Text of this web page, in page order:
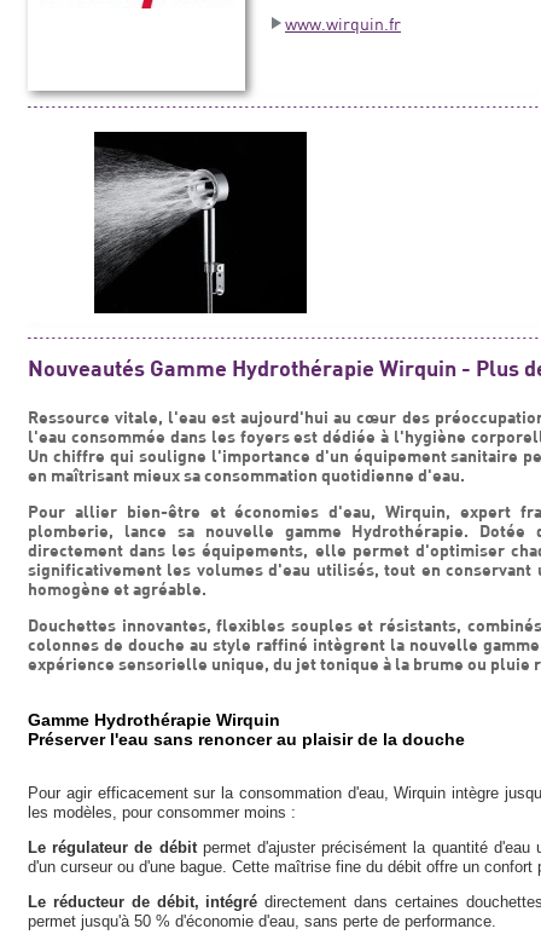
www.wirquin.fr
Nouveautés Gamme Hydrothérapie Wirquin - Plus
Ressource vitale, l'eau est aujourd'hui au cœur des
l'eau consommée dans les foyers est dédiée à l'hygiène
Un chiffre qui souligne l'importance d'un équipement sanitaire
en maîtrisant mieux sa consommation quotidienne d'eau.
Pour allier bien-être et économies d'eau, Wirquin, expert
plomberie, lance sa nouvelle gamme Hydrothérapie.
directement dans les équipements, elle permet d'optimiser
significativement les volumes d'eau utilisés, tout en
homogène et agréable.
Douchettes innovantes, flexibles souples et résistants,
colonnes de douche au style raffiné intègrent la nouvelle
expérience sensorielle unique, du jet tonique à la brume ou pluie
Gamme Hydrothérapie Wirquin
Préserver l'eau sans renoncer au plaisir de la douche
Pour agir efficacement sur la consommation d'eau, Wirquin intègre
les modèles, pour consommer moins :
Le régulateur de débit permet d'ajuster précisément la quantité
d'un curseur ou d'une bague. Cette maîtrise fine du débit offre un
Le réducteur de débit, intégrédirectement dans certaines
permet jusqu'à 50 % d'économie d'eau, sans perte de performance.